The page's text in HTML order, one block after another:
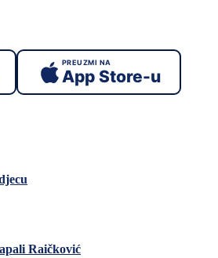
PREUZMI NA
App Store-u
Raičković